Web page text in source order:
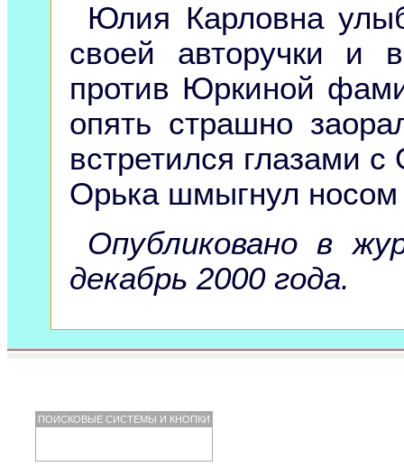
Юлия Карловна
своей авторучки и
против Юркиной
опять страшно
встретился глазами
Орька шмыгнул носом
Опубликовано в
декабрь 2000 года.
ПОИСКОВЫЕ СИСТЕМЫ И КНОПКИ